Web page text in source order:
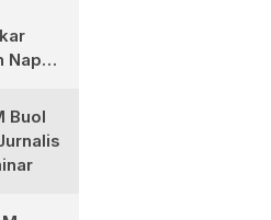
Napas
Buol